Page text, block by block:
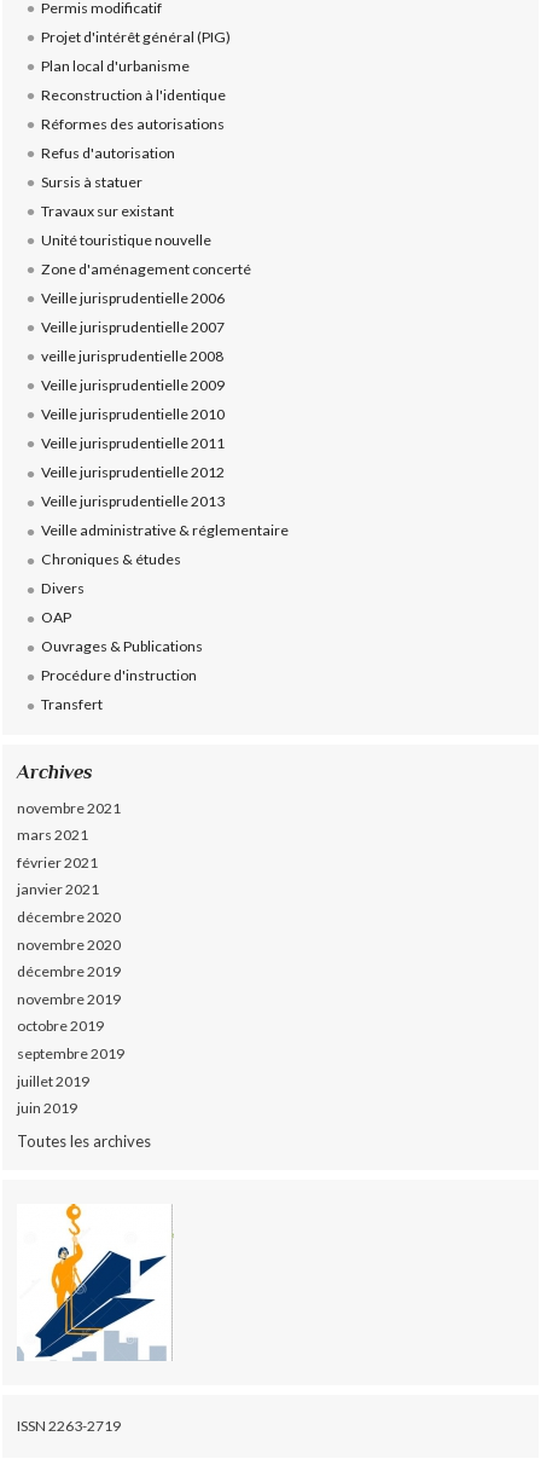
Permis modificatif
Projet d'intérêt général (PIG)
Plan local d'urbanisme
Reconstruction à l'identique
Réformes des autorisations
Refus d'autorisation
Sursis à statuer
Travaux sur existant
Unité touristique nouvelle
Zone d'aménagement concerté
Veille jurisprudentielle 2006
Veille jurisprudentielle 2007
veille jurisprudentielle 2008
Veille jurisprudentielle 2009
Veille jurisprudentielle 2010
Veille jurisprudentielle 2011
Veille jurisprudentielle 2012
Veille jurisprudentielle 2013
Veille administrative & réglementaire
Chroniques & études
Divers
OAP
Ouvrages & Publications
Procédure d'instruction
Transfert
Archives
novembre 2021
mars 2021
février 2021
janvier 2021
décembre 2020
novembre 2020
décembre 2019
novembre 2019
octobre 2019
septembre 2019
juillet 2019
juin 2019
Toutes les archives
ISSN 2263-2719